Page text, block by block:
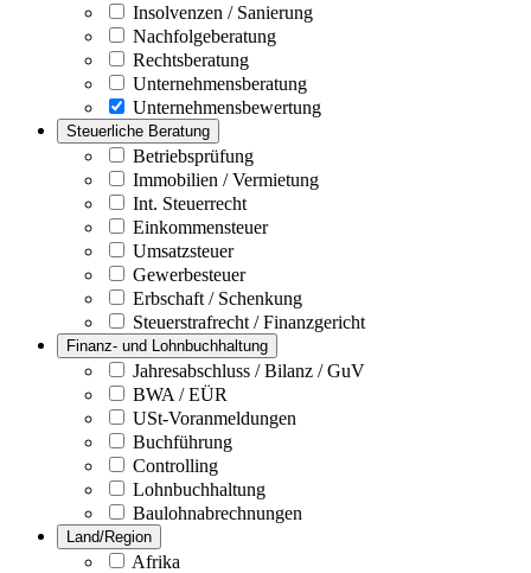
Insolvenzen / Sanierung
Nachfolgeberatung
Rechtsberatung
Unternehmensberatung
Unternehmensbewertung
Steuerliche Beratung
Betriebsprüfung
Immobilien / Vermietung
Int. Steuerrecht
Einkommensteuer
Umsatzsteuer
Gewerbesteuer
Erbschaft / Schenkung
Steuerstrafrecht / Finanzgericht
Finanz- und Lohnbuchhaltung
Jahresabschluss / Bilanz / GuV
BWA / EÜR
USt-Voranmeldungen
Buchführung
Controlling
Lohnbuchhaltung
Baulohnabrechnungen
Land/Region
Afrika